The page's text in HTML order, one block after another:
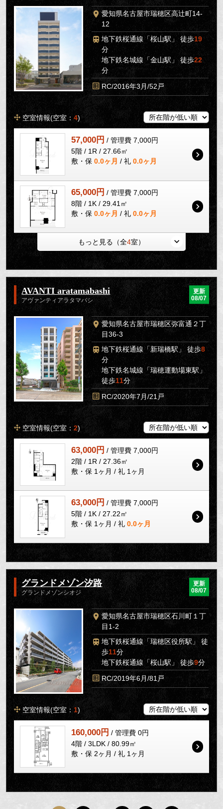
愛知県名古屋市瑞穂区高辻町14-
12
地下鉄桜通線「桜山駅」 徒歩19
分
地下鉄名城線「金山駅」 徒歩22
分
RC/2016年3月/52戸
空室情報(空室：4)
57,000円 / 管理費 7,000円
5階 / 1R / 27.66㎡
敷・保 0.0ヶ月 / 礼 0.0ヶ月
65,000円 / 管理費 7,000円
8階 / 1K / 29.41㎡
敷・保 0.0ヶ月 / 礼 0.0ヶ月
もっと見る（全4室）
AVANTI aratamabashi
アヴァンティアラタマバシ
更新
08/07
愛知県名古屋市瑞穂区弥富通２丁
目36-3
地下鉄桜通線「新瑞橋駅」 徒歩8
分
地下鉄名城線「瑞穂運動場東駅」
徒歩11分
RC/2020年7月/21戸
空室情報(空室：2)
63,000円 / 管理費 7,000円
2階 / 1R / 27.36㎡
敷・保 1ヶ月 / 礼 1ヶ月
63,000円 / 管理費 7,000円
5階 / 1K / 27.22㎡
敷・保 1ヶ月 / 礼 0.0ヶ月
グランドメゾン汐路
グランドメゾンシオジ
更新
08/07
愛知県名古屋市瑞穂区石川町１丁
目1-2
地下鉄桜通線「瑞穂区役所駅」 徒
歩11分
地下鉄桜通線「桜山駅」 徒歩9分
RC/2019年6月/81戸
空室情報(空室： 1)
160,000円 / 管理費 0円
4階 / 3LDK / 80.99㎡
敷・保 2ヶ月 / 礼 1ヶ月